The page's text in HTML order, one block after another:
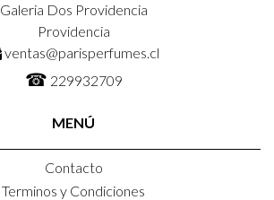
Galeria Dos Providencia
Providencia
ventas@parisperfumes.cl
☎ 229932709
MENÚ
Contacto
Terminos y Condiciones